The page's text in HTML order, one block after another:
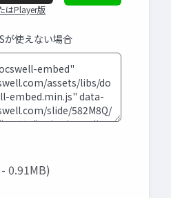
はPlayer版
が使えない場合
0.91MB)